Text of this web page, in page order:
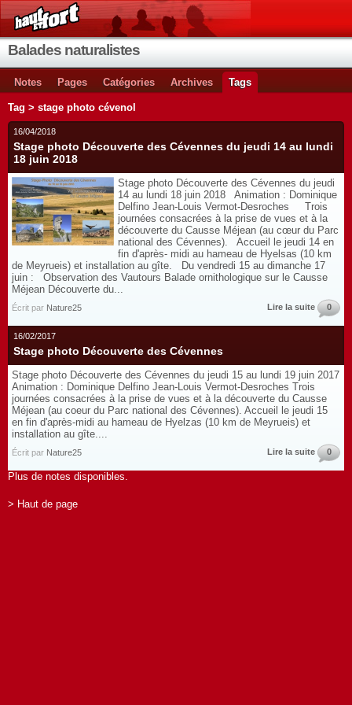
Balades naturalistes
Notes Pages Catégories Archives Tags
Tag > stage photo cévenol
16/04/2018
Stage photo Découverte des Cévennes du jeudi 14 au lundi
18 juin 2018
Stage photo Découverte des Cévennes du jeudi
14 au lundi 18 juin 2018 Animation : Dominique
Delfino Jean-Louis Vermot-Desroches Trois
journées consacrées à la prise de vues et à la
découverte du Causse Méjean (au cœur du Parc
national des Cévennes). Accueil le jeudi 14 en
fin d'après- midi au hameau de Hyelsas (10 km
de Meyrueis) et installation au gîte. Du vendredi 15 au dimanche 17
juin : Observation des Vautours Balade ornithologique sur le Causse
Méjean Découverte du...
Écrit par Nature25 Lire la suite 0
16/02/2017
Stage photo Découverte des Cévennes
Stage photo Découverte des Cévennes du jeudi 15 au lundi 19 juin 2017
Animation : Dominique Delfino Jean-Louis Vermot-Desroches Trois
journées consacrées à la prise de vues et à la découverte du Causse
Méjean (au coeur du Parc national des Cévennes). Accueil le jeudi 15
en fin d'après-midi au hameau de Hyelzas (10 km de Meyrueis) et
installation au gîte....
Écrit par Nature25 Lire la suite 0
Plus de notes disponibles.
> Haut de page